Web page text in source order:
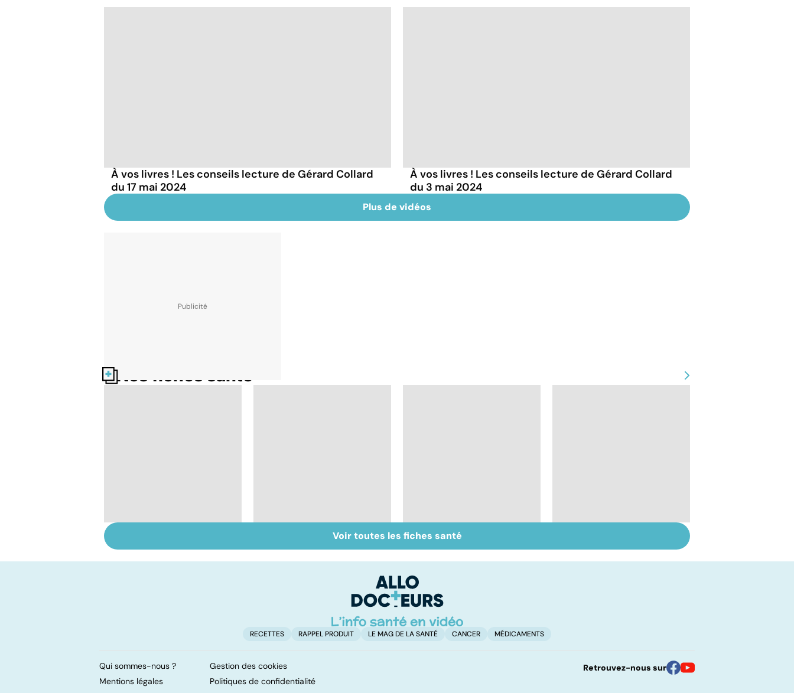
À vos livres ! Les conseils lecture de Gérard Collard
du 17 mai 2024
À vos livres ! Les conseils lecture de Gérard Collard
du 3 mai 2024
Plus de vidéos
Nos fiches santé
infections
Inflammation des
amygdales : que faire
Suicide : prévenir le
passage à l'acte
complexe
Voir toutes les fiches santé
RECETTES RAPPEL PRODUIT LE MAG DE LA SANTÉ CANCER MÉDICAMENTS
Qui sommes-nous ?
Gestion des cookies
Mentions légales
Politiques de confidentialité
Retrouvez-nous sur